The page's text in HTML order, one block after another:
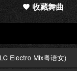
收藏舞曲
Electro Mix粤语女)